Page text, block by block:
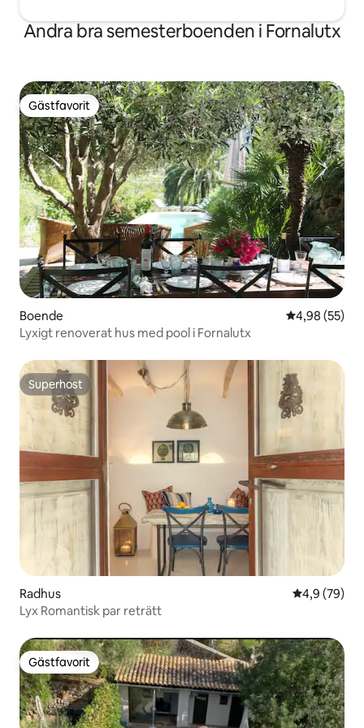
Andra bra semesterboenden i Fornalutx
Gästfavorit
Gästfavorit
Boende 4,98 av 5 i
4,98 (55)
Lyxigt renoverat hus med pool i Fornalutx
Superhost
Superhost
Radhus 4,9 av 5 i
4,9 (79)
Lyx Romantisk par reträtt
Gästfavorit
Gästfavorit